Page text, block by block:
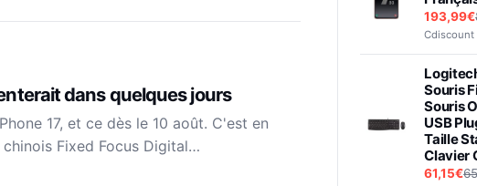
dans quelques jours
17, et ce dès le 10 août. C'est en
Fixed Focus Digital…
193,99€
Cdiscount
Souris
Souris
USB
Taille
Clavier
61,15€